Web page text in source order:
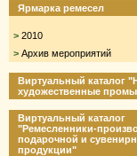
Ярмарка ремесел
> 2010
> Архив мероприятий
Виртуальный каталог
художественные
Виртуальный каталог
"Ремесленники-
подарочной и
продукции"